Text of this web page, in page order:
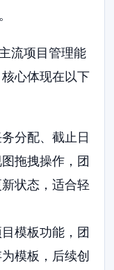
主流项目管理能
心体现在以下
分配、截止日
拖拽操作，团
状态，适合轻
目模板功能，团
模板，后续创